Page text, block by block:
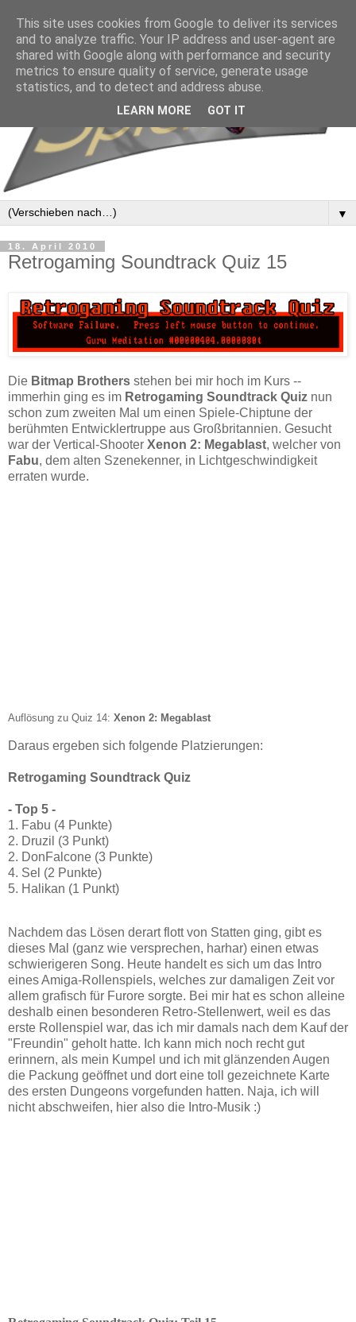
▼
18. April 2010
Retrogaming Soundtrack Quiz 15
Die Bitmap Brothers stehen bei mir hoch im Kurs --
immerhin ging es im Retrogaming Soundtrack Quiz nun
schon zum zweiten Mal um einen Spiele-Chiptune der
berühmten Entwicklertruppe aus Großbritannien. Gesucht
war der Vertical-Shooter Xenon 2: Megablast, welcher von
Fabu, dem alten Szenekenner, in Lichtgeschwindigkeit
erraten wurde.
Auflösung zu Quiz 14: Xenon 2: Megablast
Daraus ergeben sich folgende Platzierungen:
Retrogaming Soundtrack Quiz
- Top 5 -
1. Fabu (4 Punkte)
2. Druzil (3 Punkt)
2. DonFalcone (3 Punkte)
4. Sel (2 Punkte)
5. Halikan (1 Punkt)
Nachdem das Lösen derart flott von Statten ging, gibt es
dieses Mal (ganz wie versprechen, harhar) einen etwas
schwierigeren Song. Heute handelt es sich um das Intro
eines Amiga-Rollenspiels, welches zur damaligen Zeit vor
allem grafisch für Furore sorgte. Bei mir hat es schon alleine
deshalb einen besonderen Retro-Stellenwert, weil es das
erste Rollenspiel war, das ich mir damals nach dem Kauf der
"Freundin" geholt hatte. Ich kann mich noch recht gut
erinnern, als mein Kumpel und ich mit glänzenden Augen
die Packung geöffnet und dort eine toll gezeichnete Karte
des ersten Dungeons vorgefunden hatten. Naja, ich will
nicht abschweifen, hier also die Intro-Musik :)
This site uses cookies from Google to deliver its services
and to analyze traffic. Your IP address and user-agent are
shared with Google along with performance and security
metrics to ensure quality of service, generate usage
statistics, and to detect and address abuse.
LEARN MORE GOT IT